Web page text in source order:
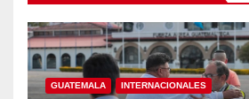
GUATEMALA INTERNACIONALES